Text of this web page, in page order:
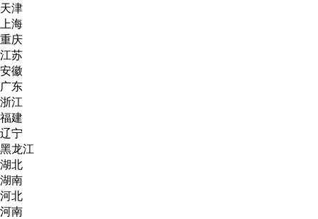
天津
上海
重庆
江苏
安徽
广东
浙江
福建
辽宁
黑龙江
湖北
湖南
河北
河南